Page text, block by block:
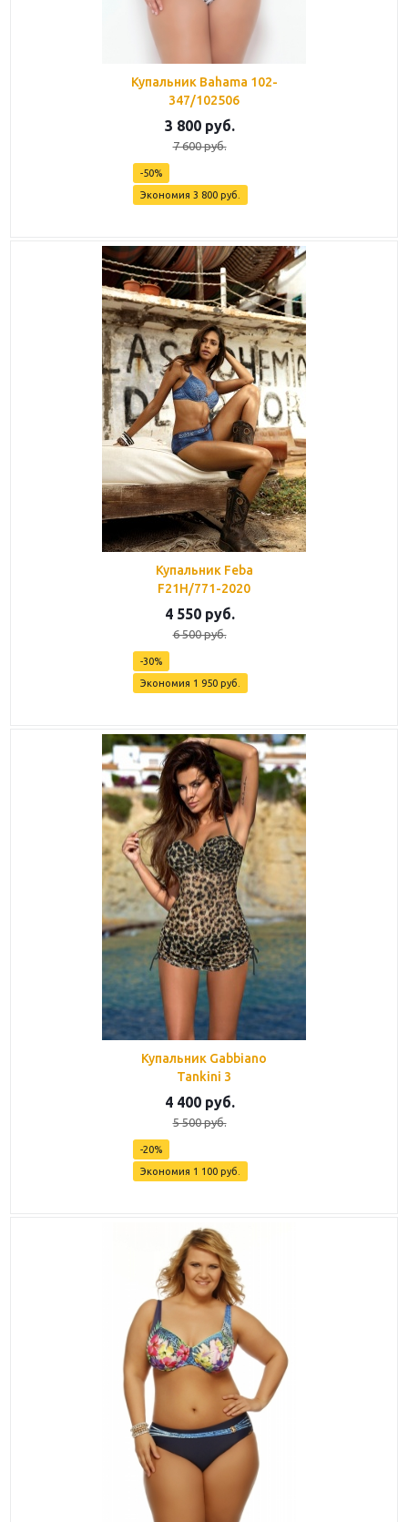
Купальник Bahama 102-
347/102506
3 800руб.
7 600руб.
-50%
Экономия 3 800руб.
Купальник Feba
F21H/771-2020
4 550руб.
6 500руб.
-30%
Экономия 1 950руб.
Купальник Gabbiano
Tankini 3
4 400руб.
5 500руб.
-20%
Экономия 1 100руб.